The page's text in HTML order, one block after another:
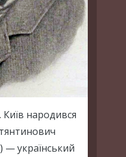
Київ народився
— український